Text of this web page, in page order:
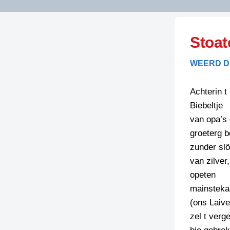
HAIKU’S
LIMERICKS
STRIPS
BIENOAMEN
LEGENDEN
RECEPTEN
SPREUKEN
VEURDRACHTEN
SPELLENSCONTROLE
SCHRIEFREGELS
WEERD
Achterin t
Biebeltje
van opa’s
groeterg
zunder
van zilver,
opeten
(ons
zel t